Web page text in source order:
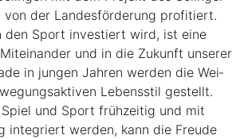
von der Lan­des­för­de­rung pro­fi­tiert.
den Sport inves­tiert wird, ist eine
und in die Zukunft unse­rer
in jun­gen Jah­ren wer­den die Wei­
Lebens­stil gestellt.
und Sport frühzeitig und mit
inte­griert wer­den, kann die Freu­de